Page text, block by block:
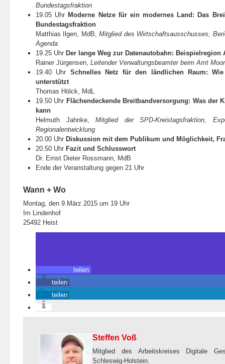
Bundestagsfraktion
19.05 Uhr Moderne Netze für ein modernes Land: Das
Bundestagsfraktion
Matthias Ilgen, MdB,Mitglied des Wirtschaftsausschusses,
Agenda
19.25 Uhr Der lange Weg zur Datenautobahn: Beispielregion
Rainer Jürgensen, Leitender Verwaltungsbeamter beim Amt
19.40 Uhr Schnelles Netz für den ländlichen Raum:
unterstützt
Thomas Hölck, MdL
19.50 Uhr Flächendeckende Breitbandversorgung: Was der
kann
Helmuth Jahnke, Mitglied der SPD-Kreistagsfraktion,
Regionalentwicklung
20.00 Uhr Diskussion mit dem Publikum und Möglichkeit,
20.50 Uhr Fazit und Schlusswort
Dr. Ernst Dieter Rossmann, MdB
Ende der Veranstaltung gegen 21 Uhr
Wann + Wo
Montag, den 9.März 2015 um 19 Uhr
Im Lindenhof
25492 Heist
teilen
teilen
teilen
Steffen Voß
Mitglied des Arbeitskreises Digitale
Schleswig-Holstein.